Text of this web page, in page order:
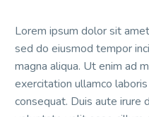
Lorem ipsum dolor sit
sed do eiusmod tempor
magna aliqua. Ut enim ad
exercitation ullamco
consequat. Duis aute irure